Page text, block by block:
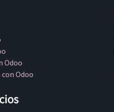
Odoo
Odoo